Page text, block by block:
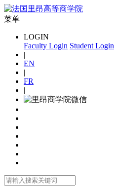
菜单
LOGIN
Faculty Login Student Login
|
EN
|
FR
|